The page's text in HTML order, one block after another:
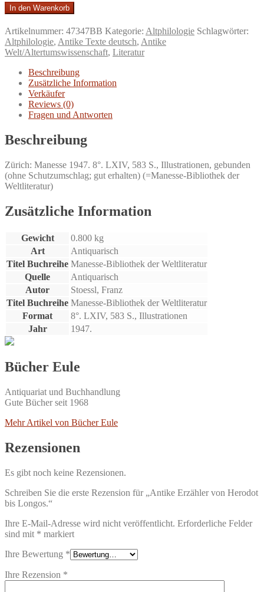
Antike
Erzähler
von
Herodot
bis
Longos.
Menge
In den Warenkorb
Artikelnummer: 47347BB Kategorie: Altphilologie Schlagwörter:
Altphilologie, Antike Texte deutsch, Antike
Welt/Altertumswissenschaft, Literatur
Beschreibung
Zusätzliche Information
Verkäufer
Reviews (0)
Fragen und Antworten
Beschreibung
Zürich: Manesse 1947. 8°. LXIV, 583 S., Illustrationen, gebunden
(ohne Schutzumschlag; gut erhalten) (=Manesse-Bibliothek der
Weltliteratur)
Zusätzliche Information
Gewicht
0.800 kg
Art
Antiquarisch
Titel Buchreihe Manesse-Bibliothek der Weltliteratur
Quelle
Antiquarisch
Autor
Stoessl, Franz
Titel Buchreihe Manesse-Bibliothek der Weltliteratur
Format
8°. LXIV, 583 S., Illustrationen
Jahr
1947.
Bücher Eule
Antiquariat und Buchhandlung
Gute Bücher seit 1968
Mehr Artikel von Bücher Eule
Rezensionen
Es gibt noch keine Rezensionen.
Schreiben Sie die erste Rezension für „Antike Erzähler von Herodot
bis Longos.“
Ihre E-Mail-Adresse wird nicht veröffentlicht. Erforderliche Felder
sind mit * markiert
Ihre Bewertung *
Ihre Rezension *